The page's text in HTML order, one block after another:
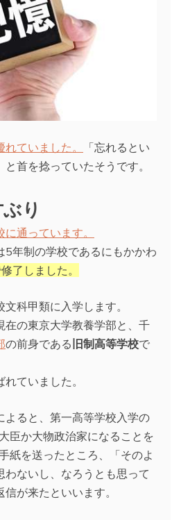
ていました。
「忘れるとい
首を捻っていたそうです。
り
通っています。
5年制の学校であるにもかかわ
了しました。
科甲類に入学します。
在の東京大学教養学部と、千
の前身である 旧制高等学校で
れていました。
よると、第一高等学校入学の
臣か大物政治家になることを
紙を送ったところ、「そのよ
わないし、なろうとも思って
が来たといいます。